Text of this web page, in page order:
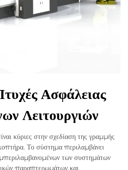
Ασφάλειας
Λειτουργιών
κύριες στην σχεδίαση της γραμμής
Το σύστημα περιλαμβάνει
των συστημάτων
παραπτερωμάτων και